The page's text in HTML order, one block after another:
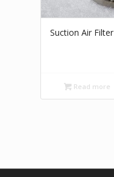
Suction Air Filter
Read more